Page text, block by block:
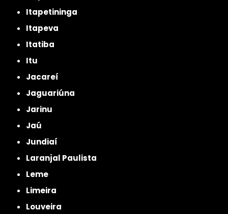
Itapetininga
Itapeva
Itatiba
Itu
Jacareí
Jaguariúna
Jarinu
Jaú
Jundiaí
Laranjal Paulista
Leme
Limeira
Louveira